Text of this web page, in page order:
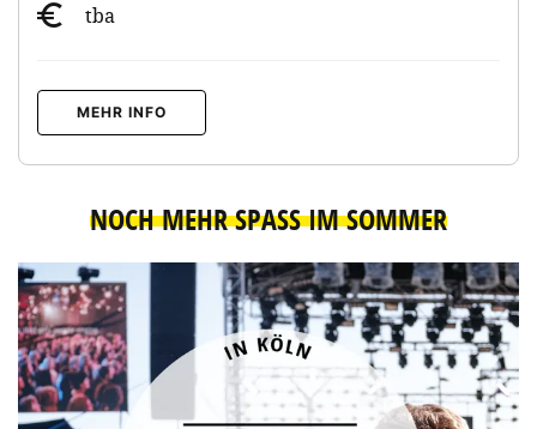
tba
MEHR INFO
NOCH MEHR SPASS IM SOMMER